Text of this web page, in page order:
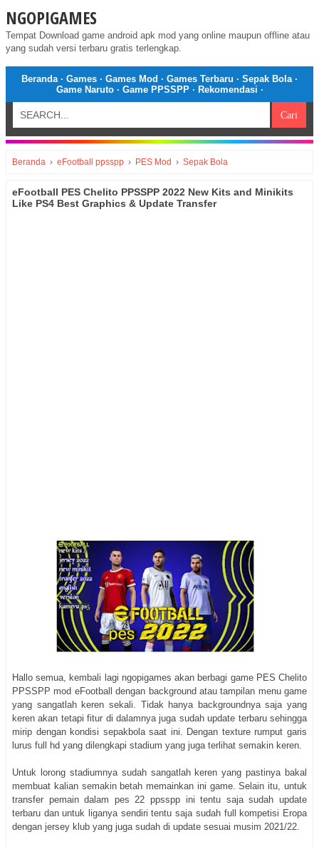
NGOPIGAMES
Tempat Download game android apk mod yang online maupun offline atau
yang sudah versi terbaru gratis terlengkap.
Beranda· Games · Games Mod · Games Terbaru · Sepak Bola·
Game Naruto· Game PPSSPP· Rekomendasi ·
Beranda › eFootball ppsspp › PES Mod › Sepak Bola
eFootball PES Chelito PPSSPP 2022 New Kits and Minikits
Like PS4 Best Graphics & Update Transfer
Hallo semua, kembali lagi ngopigames akan berbagi game PES Chelito
PPSSPP mod eFootball dengan background atau tampilan menu game
yang sangatlah keren sekali. Tidak hanya backgroundnya saja yang
keren akan tetapi fitur di dalamnya juga sudah update terbaru sehingga
mirip dengan kondisi sepakbola saat ini. Dengan texture rumput garis
lurus full hd yang dilengkapi stadium yang juga terlihat semakin keren.
Untuk lorong stadiumnya sudah sangatlah keren yang pastinya bakal
membuat kalian semakin betah memainkan ini game. Selain itu, untuk
transfer pemain dalam pes 22 ppsspp ini tentu saja sudah update
terbaru dan untuk liganya sendiri tentu saja sudah full kompetisi Eropa
dengan jersey klub yang juga sudah di update sesuai musim 2021/22.